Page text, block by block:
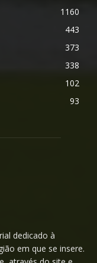
1160
443
373
338
102
93
dedicado à
em que se insere.